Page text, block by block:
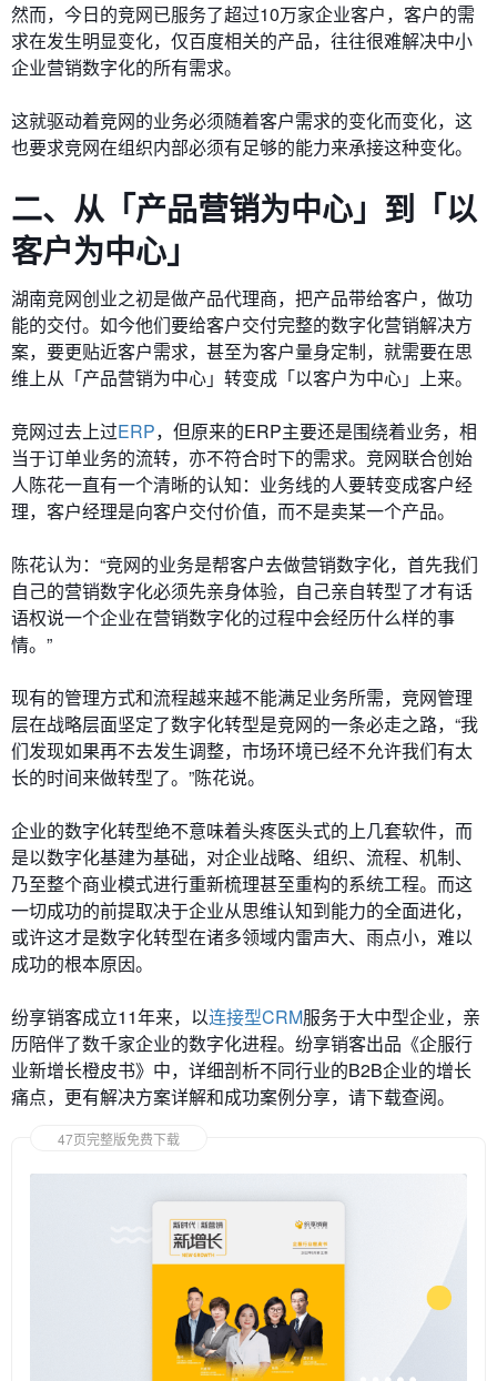
然而，今日的竞网已服务了超过10万家企业客户，客户的需
求在发生明显变化，仅百度相关的产品，往往很难解决中小
企业营销数字化的所有需求。
这就驱动着竞网的业务必须随着客户需求的变化而变化，这
也要求竞网在组织内部必须有足够的能力来承接这种变化。
二、从「产品营销为中心」到「以
客户为中心」
湖南竞网创业之初是做产品代理商，把产品带给客户，做功
能的交付。如今他们要给客户交付完整的数字化营销解决方
案，要更贴近客户需求，甚至为客户量身定制，就需要在思
维上从「产品营销为中心」转变成「以客户为中心」上来。
竞网过去上过ERP，但原来的ERP主要还是围绕着业务，相
当于订单业务的流转，亦不符合时下的需求。竞网联合创始
人陈花一直有一个清晰的认知：业务线的人要转变成客户经
理，客户经理是向客户交付价值，而不是卖某一个产品。
陈花认为：“竞网的业务是帮客户去做营销数字化，首先我们
自己的营销数字化必须先亲身体验，自己亲自转型了才有话
语权说一个企业在营销数字化的过程中会经历什么样的事
情。”
现有的管理方式和流程越来越不能满足业务所需，竞网管理
层在战略层面坚定了数字化转型是竞网的一条必走之路，“我
们发现如果再不去发生调整，市场环境已经不允许我们有太
长的时间来做转型了。”陈花说。
企业的数字化转型绝不意味着头疼医头式的上几套软件，而
是以数字化基建为基础，对企业战略、组织、流程、机制、
乃至整个商业模式进行重新梳理甚至重构的系统工程。而这
一切成功的前提取决于企业从思维认知到能力的全面进化，
或许这才是数字化转型在诸多领域内雷声大、雨点小，难以
成功的根本原因。
纷享销客成立11年来，以连接型CRM服务于大中型企业，亲
历陪伴了数千家企业的数字化进程。纷享销客出品《企服行
业新增长橙皮书》中，详细剖析不同行业的B2B企业的增长
痛点，更有解决方案详解和成功案例分享，请下载查阅。
47页完整版免费下载